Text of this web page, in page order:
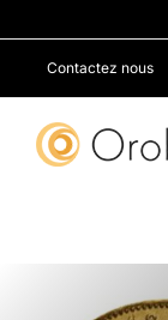
Contactez nous